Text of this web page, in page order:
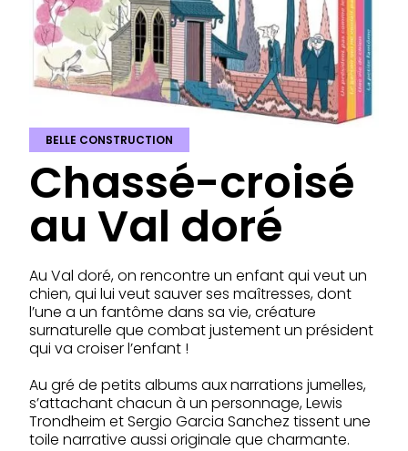
BELLE CONSTRUCTION
Chassé-croisé
au Val doré
Au Val doré, on rencontre un enfant qui veut un
chien, qui lui veut sauver ses maîtresses, dont
l’une a un fantôme dans sa vie, créature
surnaturelle que combat justement un président
qui va croiser l’enfant !
Au gré de petits albums aux narrations jumelles,
s’attachant chacun à un personnage, Lewis
Trondheim et Sergio Garcia Sanchez tissent une
toile narrative aussi originale que charmante.